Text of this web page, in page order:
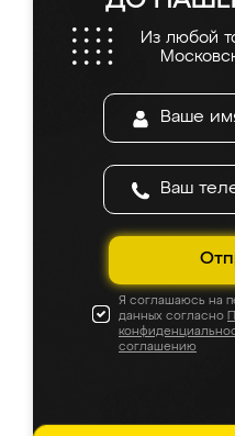
Из любой
Я соглашаюсь на
данных согласно
соглашению